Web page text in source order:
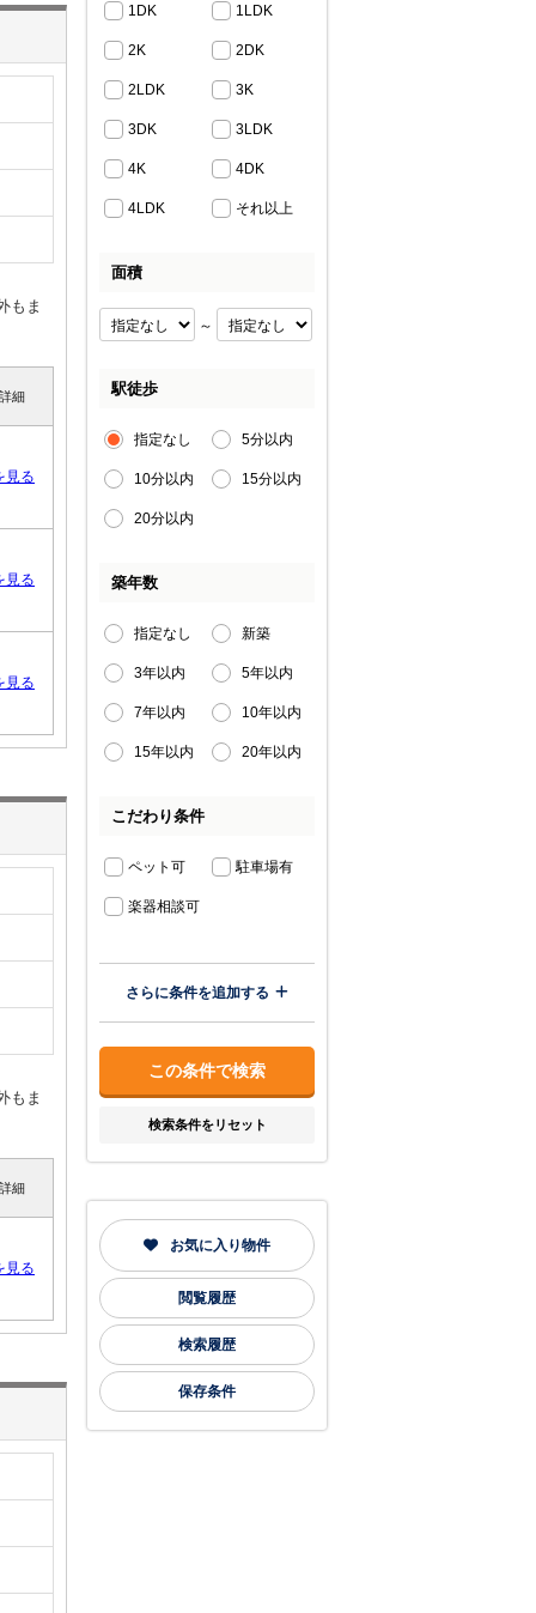
もま
細
見る
見る
見る
もま
細
見る
1DK 1LDK
2K 2DK
2LDK 3K
3DK 3LDK
4K 4DK
4LDK それ以上
面積
～
駅徒歩
指定なし 5分以内
10分以内 15分以内
20分以内
築年数
指定なし 新築
3年以内 5年以内
7年以内 10年以内
15年以内 20年以内
こだわり条件
ペット可 駐車場有
楽器相談可
さらに条件を追加する
検索条件をリセット
お気に入り物件
閲覧履歴
検索履歴
保存条件